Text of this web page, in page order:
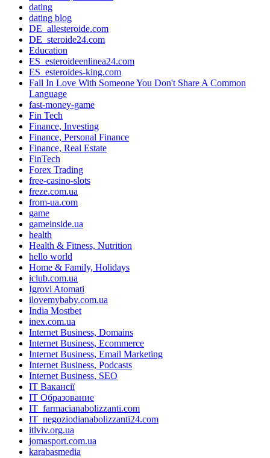
dating
dating blog
DE_allesteroide.com
DE_steroide24.com
Education
ES_esteroideenlinea24.com
ES_esteroides-king.com
Fall In Love With Someone You Don't Share A Common
Language
fast-money-game
Fin Tech
Finance, Investing
Finance, Personal Finance
Finance, Real Estate
FinTech
Forex Trading
free-casino-slots
freze.com.ua
from-ua.com
game
gameinside.ua
health
Health & Fitness, Nutrition
hello world
Home & Family, Holidays
iclub.com.ua
Igrovi Atomati
ilovemybaby.com.ua
India Mostbet
inex.com.ua
Internet Business, Domains
Internet Business, Ecommerce
Internet Business, Email Marketing
Internet Business, Podcasts
Internet Business, SEO
IT Вакансії
IT Образование
IT_farmacianabolizzanti.com
IT_negoziodianabolizzanti24.com
itlviv.org.ua
jomasport.com.ua
karabasmedia